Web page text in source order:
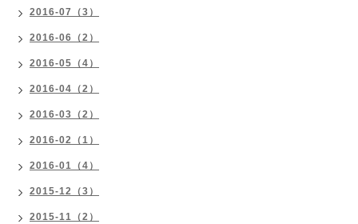
2016-07（3）
2016-06（2）
2016-05（4）
2016-04（2）
2016-03（2）
2016-02（1）
2016-01（4）
2015-12（3）
2015-11（2）